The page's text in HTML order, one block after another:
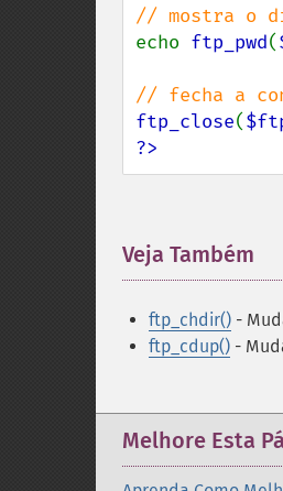
echo ftp_pwd(
ftp_close(
?>
Veja Também
ftp_chdir() -
ftp_cdup() -
Melhore Esta